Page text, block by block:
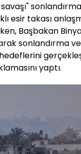
esir takası
Başbakan
sonlandırma ve
yaptı.